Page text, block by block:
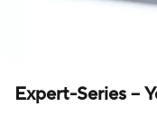
Expert-Series –